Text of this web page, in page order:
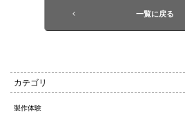
一覧に戻る
カテゴリ
製作体験